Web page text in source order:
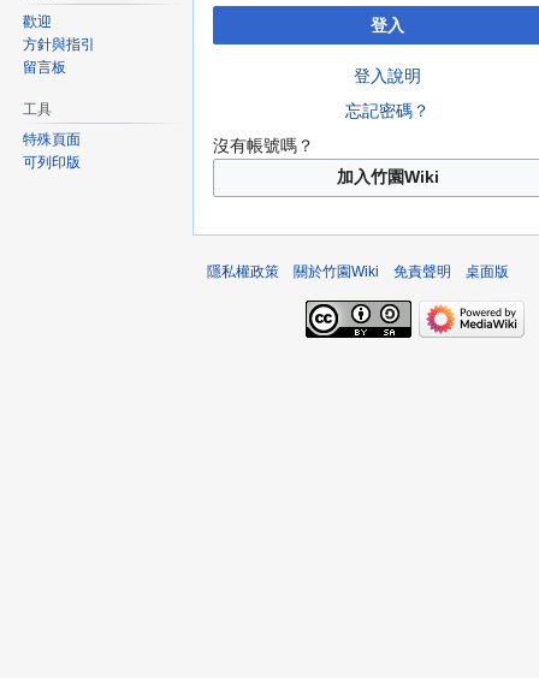
登入
登入說明
忘記密碼？
沒有帳號嗎？
加入竹園Wiki
歡迎
方針與指引
留言板
工具
特殊頁面
可列印版
隱私權政策 關於竹園Wiki 免責聲明 桌面版